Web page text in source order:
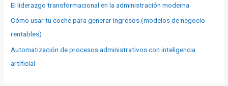
El liderazgo transformacional en la administración moderna
Cómo usar tu coche para generar ingresos (modelos de negocio
rentables)
Automatización de procesos administrativos con inteligencia
artificial